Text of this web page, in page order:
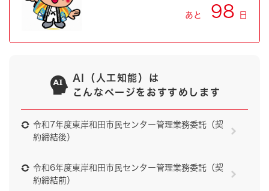
あと 98 日
AI（人工知能）は
こんなページをおすすめします
令和7年度東岸和田市民センター管理業務委託（契
約締結後）
令和6年度東岸和田市民センター管理業務委託（契
約締結前）